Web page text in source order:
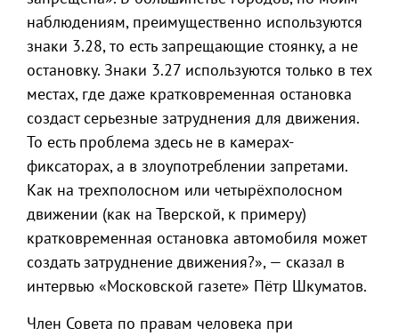
наблюдениям, преимущественно используются
знаки 3.28, то есть запрещающие стоянку, а не
остановку. Знаки 3.27 используются только в тех
местах, где даже кратковременная остановка
создаст серьезные затруднения для движения.
То есть проблема здесь не в камерах-
фиксаторах, а в злоупотреблении запретами.
Как на трехполосном или четырёхполосном
движении (как на Тверской, к примеру)
кратковременная остановка автомобиля может
создать затруднение движения?», — сказал в
интервью «Московской газете» Пётр Шкуматов.
Член Совета по правам человека при